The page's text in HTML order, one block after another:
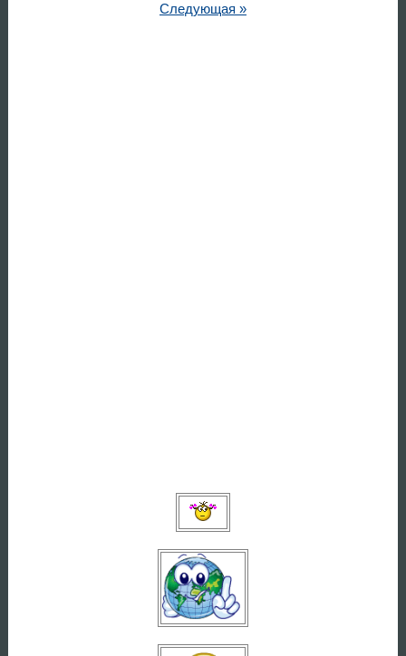
Следующая »